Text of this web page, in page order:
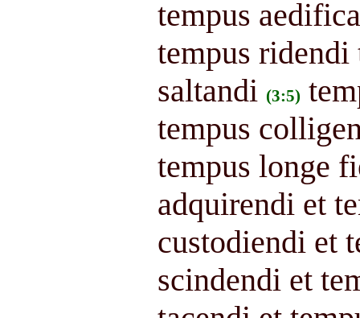
tempus
tempus ridendi
saltandi (3:5)
tempus
tempus longe
adquirendi et
custodiendi et
scindendi et